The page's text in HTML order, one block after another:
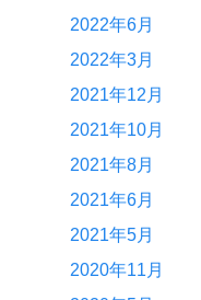
2022年6月
2022年3月
2021年12月
2021年10月
2021年8月
2021年6月
2021年5月
2020年11月